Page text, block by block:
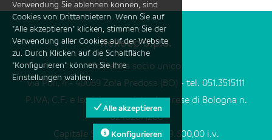
Possibilità di stabilità: l'opportunità di operare in
una realtà strutturata con prospettive di
continuità lavor
Rekeep S.p.a.
Società a socio unico
via Poli, 4 - 40069 Zola Predosa (BO) - tel. 051.3515111
P.IVA, C.F. e Iscrizione registro Imprese di Bologna n.
02402671206
Capitale Sociale Euro 109.149.600,00 i.v.
Verwendung Sie ablehnen können, sind
Cookies von Drittanbietern. Wenn Sie auf
"Alle akzeptieren" klicken, stimmen Sie der
Verwendung aller Cookies auf der Website
zu. Durch Klicken auf die Schaltfläche
"Konfigurieren" können Sie Ihre
Einstellungen wählen.
Alle akzeptieren
Konfigurieren